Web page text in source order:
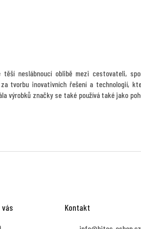
neslábnoucí oblibě mezi cestovateli,
tvorbu inovativních řešení a technologií,
výrobků značky se také používá také jako
Kontakt